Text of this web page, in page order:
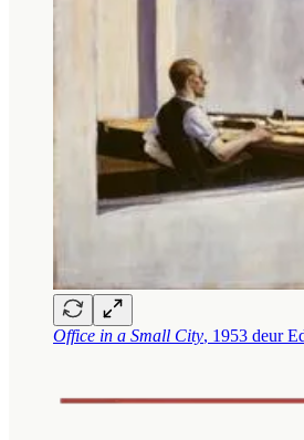
Office in a Small City, 1953 deur